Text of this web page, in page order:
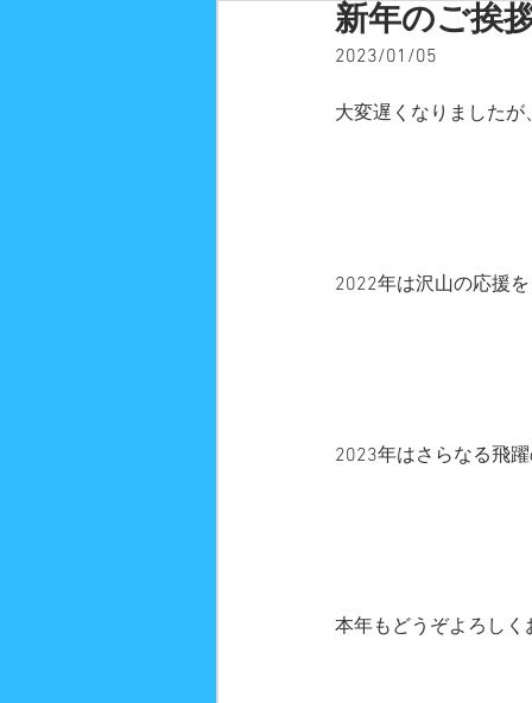
新年のご挨
2023/01/05
大変遅くなりました
2022年は沢山の応援
2023年はさらなる飛
本年もどうぞよろし